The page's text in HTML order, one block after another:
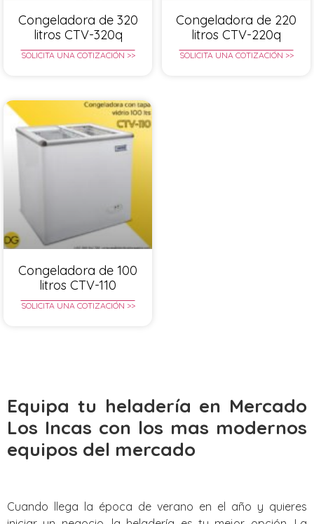
Congeladora de 320
litros CTV-320q
SOLICITA UNA COTIZACIÓN >>
Congeladora de 220
litros CTV-220q
SOLICITA UNA COTIZACIÓN >>
Congeladora de 100
litros CTV-110
SOLICITA UNA COTIZACIÓN >>
Equipa tu heladería en Mercado
Los Incas con los mas modernos
equipos del mercado
Cuando llega la época de verano en el año y quieres